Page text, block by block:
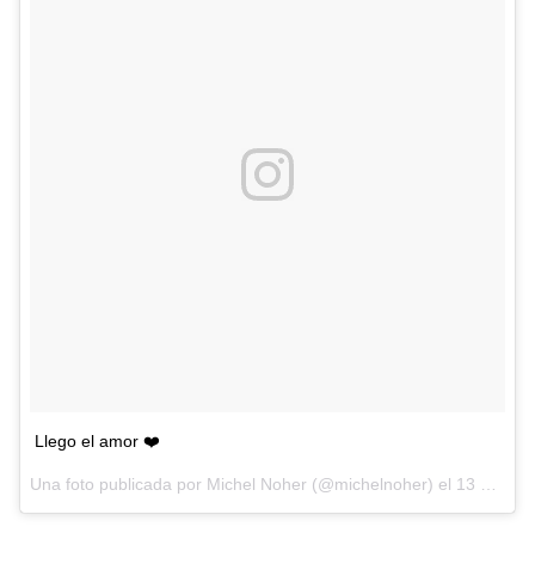
Llego el amor ❤️
Una foto publicada por Michel Noher (@michelnoher) el 13 de Oct de 2016 a la(s) 9:01 PDT